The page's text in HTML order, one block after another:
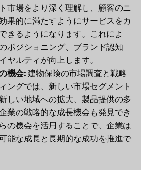
市場をより深く理解し、顧客のニ
果的に満たすようにサービスをカ
きるようになります。これによ
ポジショニング、ブランド認知
ヤルティが向上します。
機会: 建物保険の市場調査と戦略
ングでは、新しい市場セグメント
しい地域への拡大、製品提供の多
業の戦略的な成長機会も発見でき
の機会を活用することで、企業は
能な成長と長期的な成功を推進で